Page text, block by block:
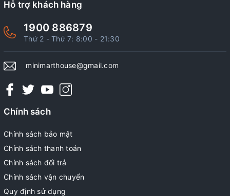
Hỗ trợ khách hàng
1900 886879
Thứ 2 - Thứ 7: 8:00 - 21:30
minimarthouse@gmail.com
Chính sách
Chính sách bảo mật
Chính sách thanh toán
Chính sách đổi trả
Chính sách vận chuyển
Quy định sử dụng